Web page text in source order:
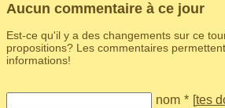
Aucun commentaire à ce jour
Est-ce qu'il y a des changements sur ce
propositions? Les commentaires
informations!
nom * [tes